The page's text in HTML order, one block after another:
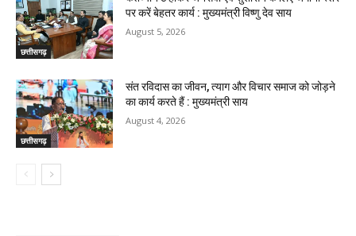
छत्तीसगढ़
पर करें बेहतर कार्य : मुख्यमंत्री विष्णु देव साय
August 5, 2026
छत्तीसगढ़
संत रविदास का जीवन, त्याग और विचार समाज को जोड़ने
का कार्य करते हैं : मुख्यमंत्री साय
August 4, 2026